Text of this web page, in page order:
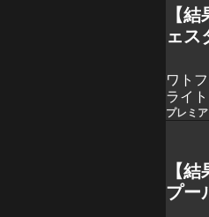
【
ェス
ワト
ライ
プレミ
【
プー